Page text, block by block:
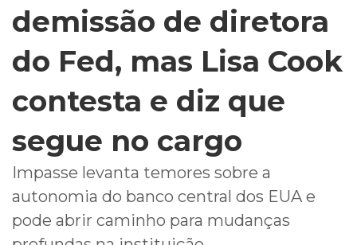
demissão de diretora
do Fed, mas Lisa Cook
contesta e diz que
segue no cargo
Impasse levanta temores sobre a
autonomia do banco central dos EUA e
pode abrir caminho para mudanças